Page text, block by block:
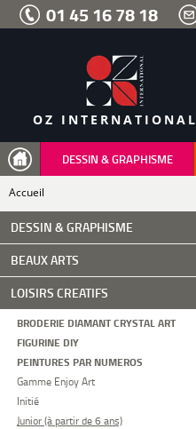
Aller
menu
recherche
01 45 16 78 18
OZ INTERNATIONAL
DESSIN & GRAPHISME
Accueil
DESSIN & GRAPHISME
BEAUX ARTS
LOISIRS CREATIFS
BRODERIE DIAMANT CRYSTAL ART
FIGURINE DIY
PEINTURES PAR NUMEROS
Gamme Enjoy Art
Initié
Junior (à partir de 6 ans)